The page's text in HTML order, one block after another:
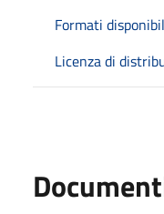
Formati
Licenza di